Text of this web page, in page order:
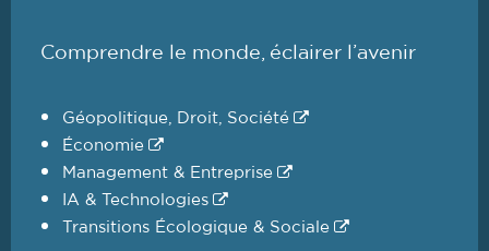
Comprendre le monde, éclairer l’avenir
Géopolitique, Droit, Société
Économie
Management & Entreprise
IA & Technologies
Transitions Écologique & Sociale